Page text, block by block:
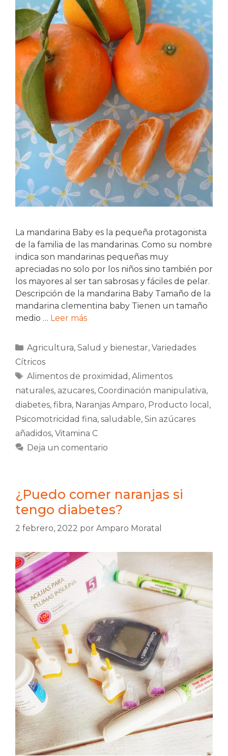
La mandarina Baby es la pequeña protagonista
de la familia de las mandarinas. Como su nombre
indica son mandarinas pequeñas muy
apreciadas no solo por los niños sino también por
los mayores al ser tan sabrosas y fáciles de pelar.
Descripción de la mandarina Baby Tamaño de la
mandarina clementina baby Tienen un tamaño
medio … Leer más
Categorías
Agricultura, Salud y bienestar, Variedades
Cítricos
Etiquetas
Alimentos de proximidad , Alimentos
naturales, azucares, Coordinación manipulativa,
diabetes, fibra, Naranjas Amparo, Producto local ,
Psicomotricidad fina, saludable, Sin azúcares
añadidos, Vitamina C
Deja un comentario
¿Puedo comer naranjas si
tengo diabetes?
2 febrero, 2022 por Amparo Moratal